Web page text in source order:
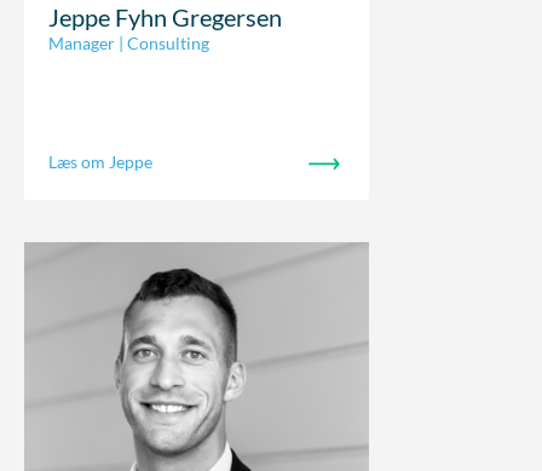
Jeppe Fyhn Gregersen
Manager | Consulting
Læs om Jeppe